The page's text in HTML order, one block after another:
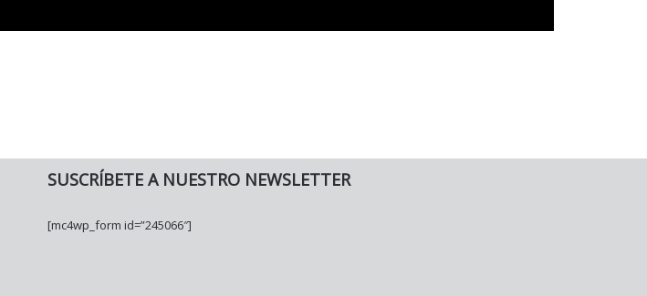
SUSCRÍBETE A NUESTRO NEWSLETTER
[mc4wp_form id=”245066″]